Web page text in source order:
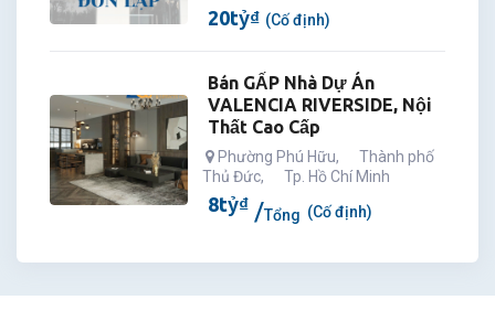
20tỷ₫ (Cố định)
Bán GẤP Nhà Dự Án
VALENCIA RIVERSIDE, Nội
Thất Cao Cấp
Phường Phú Hữu,
Thành phố
Thủ Đức, Tp. Hồ Chí Minh
8tỷ₫ Tổng (Cố định)